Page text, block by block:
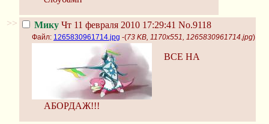
>> Мику Чт 11 февраля 2010 17:29:41 No.9118
Файл: 1265830961714.jpg -(73 KB, 1170x551, 1265830961714.jpg)
ВСЕ НА
АБОРДАЖ!!!